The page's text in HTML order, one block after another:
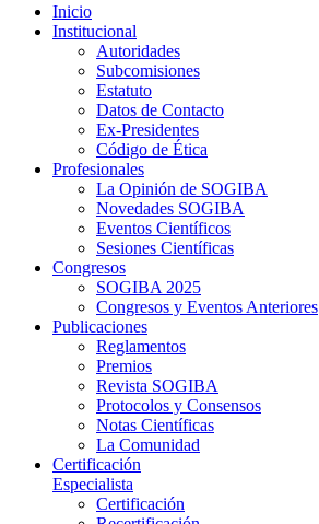
Inicio
Institucional
Autoridades
Subcomisiones
Estatuto
Datos de Contacto
Ex-Presidentes
Código de Ética
Profesionales
La Opinión de SOGIBA
Novedades SOGIBA
Eventos Científicos
Sesiones Científicas
Congresos
SOGIBA 2025
Congresos y Eventos Anteriores
Publicaciones
Reglamentos
Premios
Revista SOGIBA
Protocolos y Consensos
Notas Científicas
La Comunidad
Certificación
Especialista
Certificación